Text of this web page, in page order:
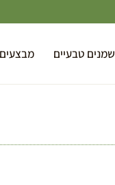
שמנים טבעיים מבצעים